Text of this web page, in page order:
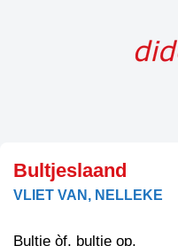
Bultjeslaand
VLIET VAN, NELLEKE
Bultje òf, bultje op,